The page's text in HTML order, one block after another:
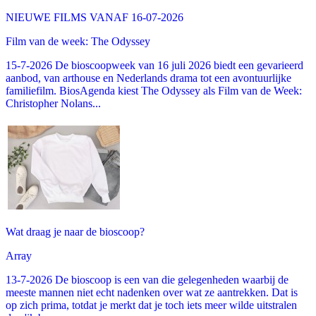
NIEUWE FILMS VANAF 16-07-2026
Film van de week: The Odyssey
15-7-2026 De bioscoopweek van 16 juli 2026 biedt een gevarieerd
aanbod, van arthouse en Nederlands drama tot een avontuurlijke
familiefilm. BiosAgenda kiest The Odyssey als Film van de Week:
Christopher Nolans...
Wat draag je naar de bioscoop?
Array
13-7-2026 De bioscoop is een van die gelegenheden waarbij de
meeste mannen niet echt nadenken over wat ze aantrekken. Dat is
op zich prima, totdat je merkt dat je toch iets meer wilde uitstralen